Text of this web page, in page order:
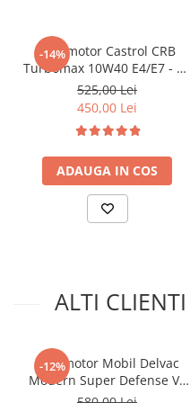
Ambreiaj
■ Huse scaune auto
■ Tavite auto portbagaj
■ Covorase/presuri auto
■ Becuri auto
■ Accesorii auto interior
■ Electrice auto
■ Electrice
■ Truse si scule de mana
-14%
Ulei motor Castrol CRB
Turbomax 10W40 E4/E7 - 20
Litri
525,00 Lei
450,00 Lei
ADAUGA IN COS
ALTI
-12%
Ulei motor Mobil Delvac
Modern Super Defense V4
15W40 (Delvac MX) - 20 Litri